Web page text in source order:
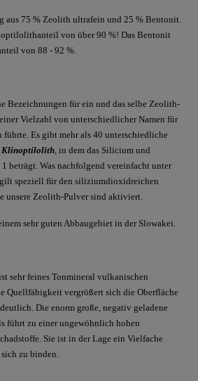
aus 75 % Zeolith ultrafein und 25 % Bentonit.
von über 90 %! Das Bentonit
von 88 - 92 %.
Bezeichnungen für ein und das selbe Zeolith-
Vielzahl von unterschiedlicher Namen für
Es gibt mehr als 40 unterschiedliche
Klinoptilolith, in dem das Silicium und
beträgt. Was nachfolgend vereinfacht unter
speziell für den siliziumdioxidreichen
Zeolith-Pulver sind aktiviert.
sehr guten Abbaugebiet in der Slowakei.
sehr feines Tonmineral vulkanischen
Quellfähigkeit vergrößert sich die Oberfläche
Die enorm große, negativ geladene
führt zu einer ungewöhnlich hohen
Sie ist in der Lage ein Vielfache
zu binden.